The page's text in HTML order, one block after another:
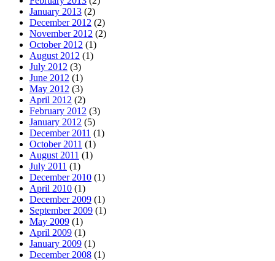
January 2013 (2)
December 2012 (2)
November 2012 (2)
October 2012 (1)
August 2012 (1)
July 2012 (3)
June 2012 (1)
May 2012 (3)
April 2012 (2)
February 2012 (3)
January 2012 (5)
December 2011 (1)
October 2011 (1)
August 2011 (1)
July 2011 (1)
December 2010 (1)
April 2010 (1)
December 2009 (1)
September 2009 (1)
May 2009 (1)
April 2009 (1)
January 2009 (1)
December 2008 (1)